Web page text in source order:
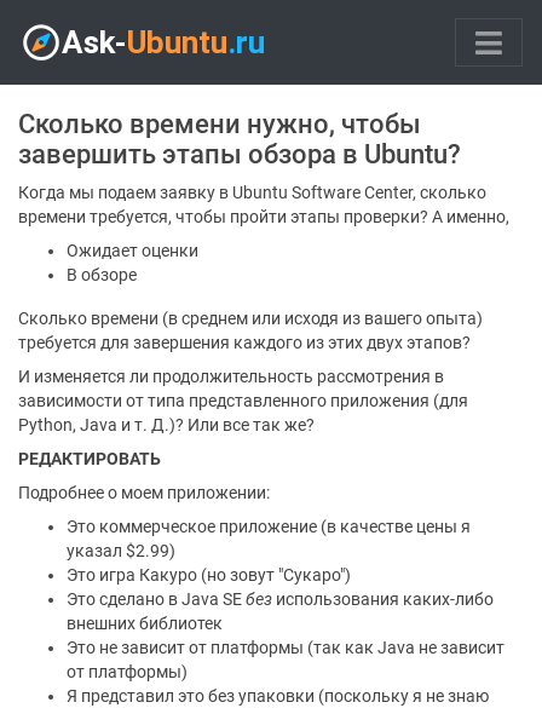
Сколько времени нужно, чтобы
завершить этапы обзора в Ubuntu?
Когда мы подаем заявку в Ubuntu Software Center, сколько
времени требуется, чтобы пройти этапы проверки? А именно,
Ожидает оценки
В обзоре
Сколько времени (в среднем или исходя из вашего опыта)
требуется для завершения каждого из этих двух этапов?
И изменяется ли продолжительность рассмотрения в
зависимости от типа представленного приложения (для
Python, Java и т. Д.)? Или все так же?
РЕДАКТИРОВАТЬ
Подробнее о моем приложении:
Это коммерческое приложение (в качестве цены я
указал $2.99)
Это игра Какуро (но зовут "Сукаро")
Это сделано в Java SEбез использования каких-либо
внешних библиотек
Это не зависит от платформы (так как Java не зависит
от платформы)
Я представил это без упаковки (поскольку я не знаю